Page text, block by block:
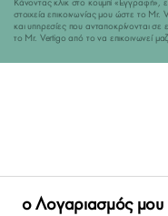
Κάνοντας κλικ στο κουμπί «Εγγραφή»,
στοιχεία επικοινωνίας μου ώστε το
και υπηρεσίες που ανταποκρίνονται
το Mr. Vertigo από το να επικοινωνεί
ο Λογαριασμός μου